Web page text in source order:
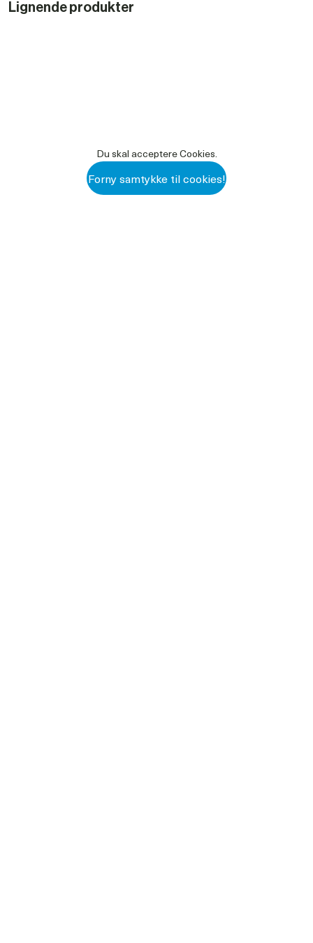
Lignende produkter
Du skal acceptere Cookies.
Forny samtykke til cookies!